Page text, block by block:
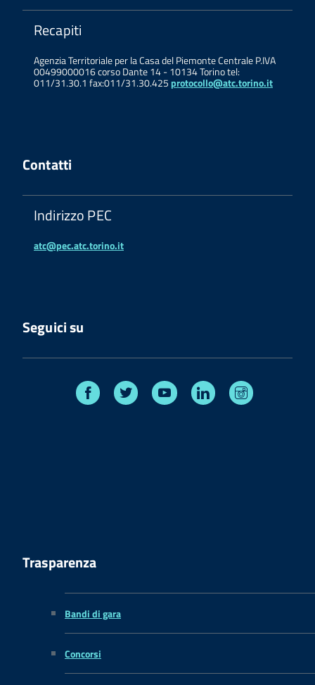
Recapiti
Agenzia Territoriale per la Casa del Piemonte Centrale P.IVA
00499000016 corso Dante 14 - 10134 Torino tel:
011/31.30.1 fax:011/31.30.425 protocollo@atc.torino.it
Contatti
Indirizzo PEC
atc@pec.atc.torino.it
Seguici su
Facebook Twitter Youtube Linkedin
Trasparenza
Bandi di gara
Concorsi